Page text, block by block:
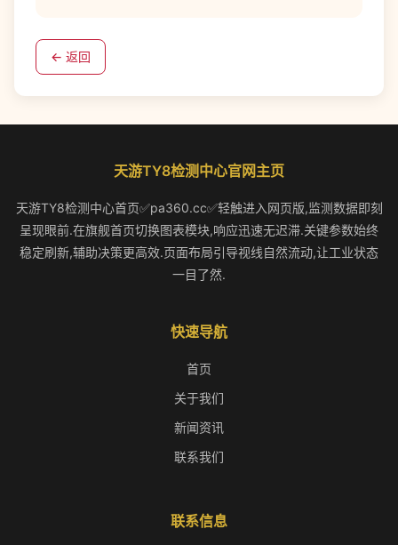
← 返回
天游TY8检测中心官网主页
天游TY8检测中心首页✅pa360.cc✅轻触进入网页版,监测数据即刻
呈现眼前.在旗舰首页切换图表模块,响应迅速无迟滞.关键参数始终
稳定刷新,辅助决策更高效.页面布局引导视线自然流动,让工业状态
一目了然.
快速导航
首页
关于我们
新闻资讯
联系我们
联系信息